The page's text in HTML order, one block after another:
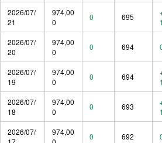
2026/07/
21
974,00
0
0 695
1
2026/07/
20
974,00
0
0 694
2026/07/
19
974,00
0
0 694
1
2026/07/
18
974,00
0
0 693
1
2026/07/
974,00
0 692